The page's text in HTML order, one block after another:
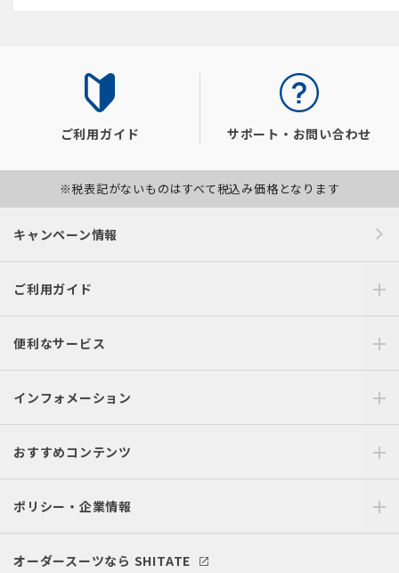
ご利用ガイド サポート・お問い合わせ
※税表記がないものはすべて税込み価格となります
キャンペーン情報
ご利用ガイド
便利なサービス
インフォメーション
おすすめコンテンツ
ポリシー・企業情報
オーダースーツなら SHITATE